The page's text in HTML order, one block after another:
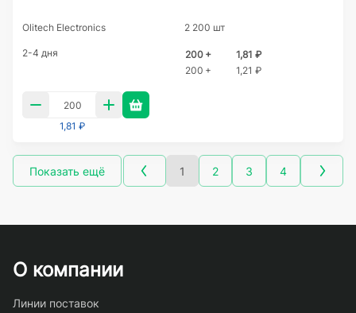
Olitech Electronics 2 200 шт
2-4 дня 200 +
1,81 ₽
200 +
1,21 ₽
1,81 ₽
Показать ещё 1 2 3 4
О компании
Линии поставок